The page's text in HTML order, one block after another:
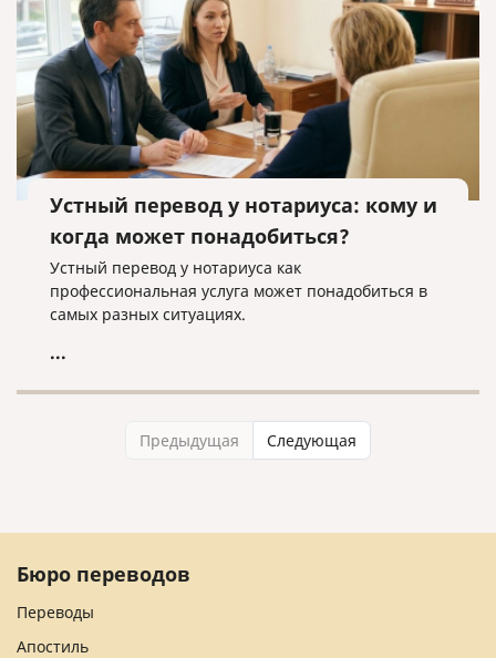
Устный перевод у нотариуса: кому и
когда может понадобиться?
Устный перевод у нотариуса как
профессиональная услуга может понадобиться в
самых разных ситуациях.
...
Предыдущая Следующая
Бюро переводов
Переводы
Апостиль